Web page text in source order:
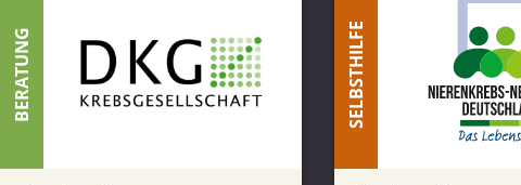
BERATUNG SELBSTHILFE